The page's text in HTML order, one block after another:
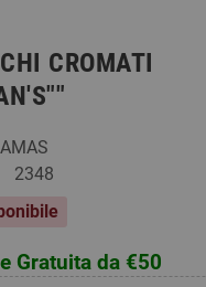
CROMATI
AMAS
2348
Gratuita da €50